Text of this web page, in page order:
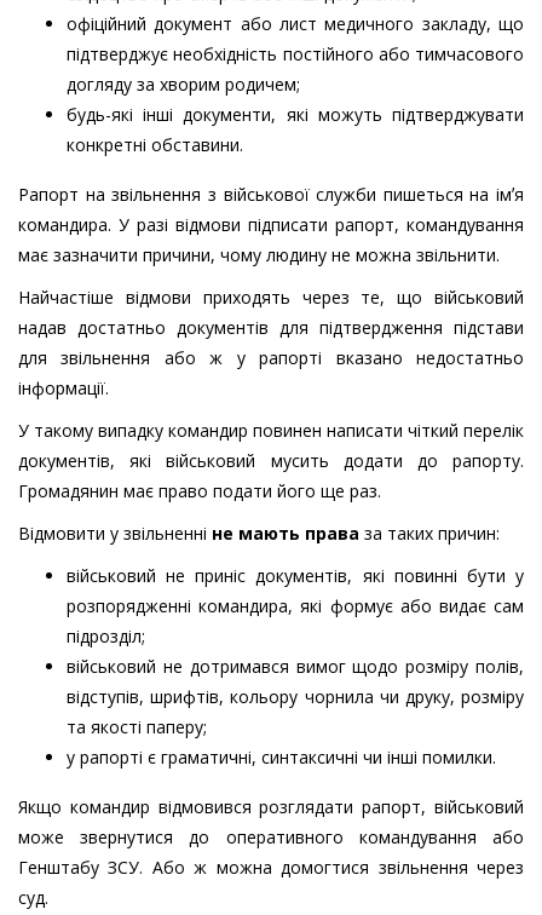
офіційний документ або лист медичного закладу, що
підтверджує необхідність постійного або тимчасового
догляду за хворим родичем;
будь-які інші документи, які можуть підтверджувати
конкретні обставини.
Рапорт на звільнення з військової служби пишеться на імʼя
командира. У разі відмови підписати рапорт, командування
має зазначити причини, чому людину не можна звільнити.
Найчастіше відмови приходять через те, що військовий
надав достатньо документів для підтвердження підстави
для звільнення або ж у рапорті вказано недостатньо
інформації.
У такому випадку командир повинен написати чіткий перелік
документів, які військовий мусить додати до рапорту.
Громадянин має право подати його ще раз.
Відмовити у звільненні не мають права за таких причин:
військовий не приніс документів, які повинні бути у
розпорядженні командира, які формує або видає сам
підрозділ;
військовий не дотримався вимог щодо розміру полів,
відступів, шрифтів, кольору чорнила чи друку, розміру
та якості паперу;
у рапорті є граматичні, синтаксичні чи інші помилки.
Якщо командир відмовився розглядати рапорт, військовий
може звернутися до оперативного командування або
Генштабу ЗСУ. Або ж можна домогтися звільнення через
суд.